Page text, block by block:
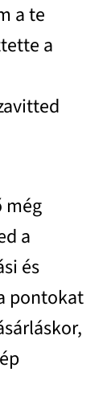
a te
a
még
a
és
pontokat